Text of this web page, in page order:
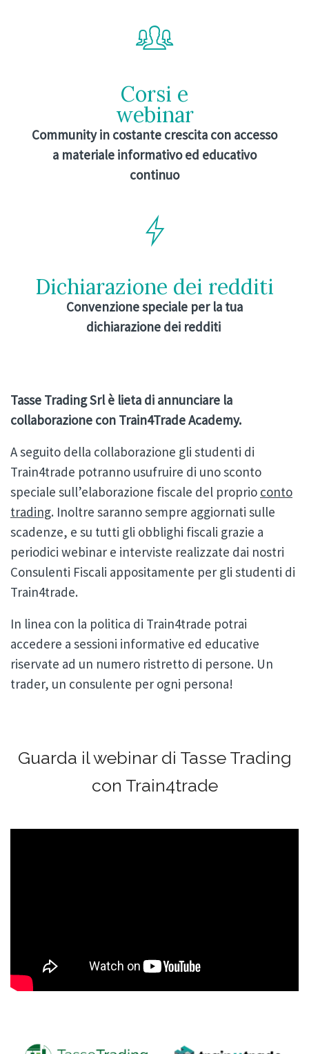
Corsi e
webinar
Community in costante crescita con accesso
a materiale informativo ed educativo
continuo
Dichiarazione dei redditi
Convenzione speciale per la tua
dichiarazione dei redditi
Tasse Trading Srl è lieta di annunciare la
collaborazione con Train4Trade Academy.
A seguito della collaborazione gli studenti di
Train4trade potranno usufruire di uno sconto
speciale sull’elaborazione fiscale del proprio conto
trading. Inoltre saranno sempre aggiornati sulle
scadenze, e su tutti gli obblighi fiscali grazie a
periodici webinar e interviste realizzate dai nostri
Consulenti Fiscali appositamente per gli studenti di
Train4trade.
In linea con la politica di Train4trade potrai
accedere a sessioni informative ed educative
riservate ad un numero ristretto di persone. Un
trader, un consulente per ogni persona!
Guarda il webinar di Tasse Trading
con Train4trade